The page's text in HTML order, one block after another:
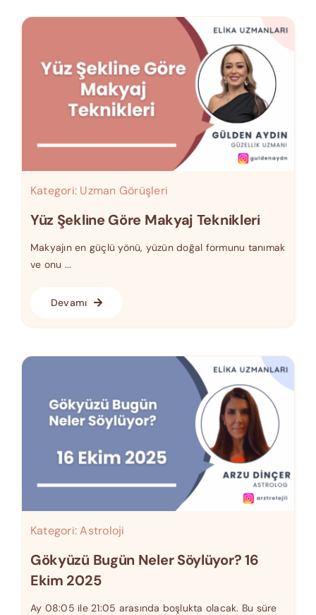
Kategori: Uzman Görüşleri
Yüz Şekline Göre Makyaj Teknikleri
Makyajın en güçlü yönü, yüzün doğal formunu tanımak
ve onu ...
Devamı
Kategori:Astroloji
Gökyüzü Bugün Neler Söylüyor? 16
Ekim 2025
Ay 08:05 ile 21:05 arasında boşlukta olacak. Bu süre